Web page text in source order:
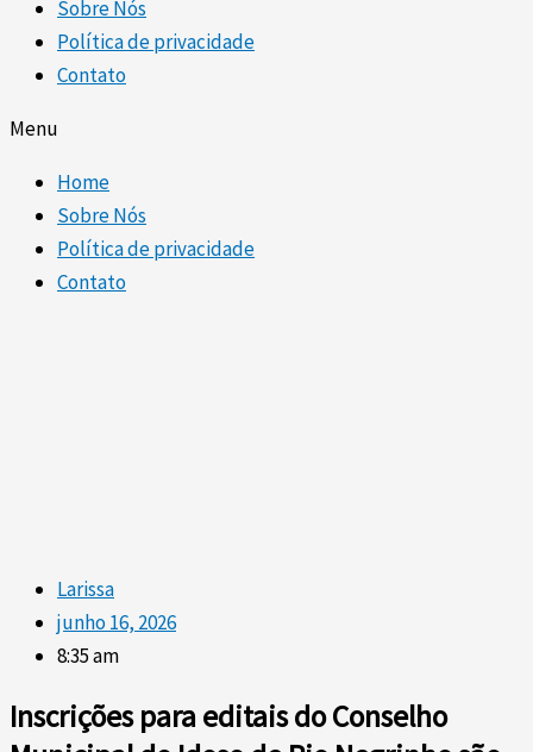
Sobre Nós
Política de privacidade
Contato
Menu
Home
Sobre Nós
Política de privacidade
Contato
Larissa
junho 16, 2026
8:35 am
Inscrições para editais do Conselho